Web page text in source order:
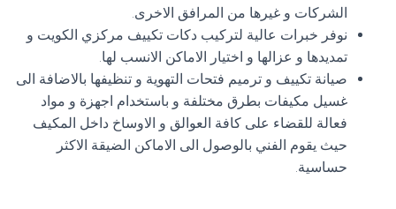
الشركات و غيرها من المرافق الاخرى.
نوفر خبرات عالية لتركيب دكات تكييف مركزي الكويت و
تمديدها و عزالها و اختيار الاماكن الانسب لها.
صيانة تكييف و ترميم فتحات التهوية و تنظيفها بالاضافة الى
غسيل مكيفات بطرق مختلفة و باستخدام اجهزة و مواد
فعالة للقضاء على كافة العوالق و الاوساخ داخل المكيف
حيث يقوم الفني بالوصول الى الاماكن الضيقة الاكثر
حساسية.